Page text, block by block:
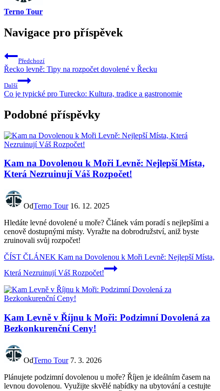
Terno Tour
Navigace pro příspěvek
Předchozí
Řecko levně: Tipy na rozpočet dovolené v Řecku
Další
Co je typické pro Turecko: Kultura, tradice a gastronomie
Podobné příspěvky
Kam na Dovolenou k Moři Levně: Nejlepší Místa,
Která Nezruinují Váš Rozpočet!
OdTerno Tour 16. 12. 2025
Hledáte levné dovolené u moře? Článek vám poradí s nejlepšími a
cenově dostupnými místy. Vyražte na dobrodružství, aniž byste
zruinovali svůj rozpočet!
ČÍST ČLÁNEK Kam na Dovolenou k Moři Levně: Nejlepší Místa,
Která Nezruinují Váš Rozpočet!
Kam Levně v Říjnu k Moři: Podzimní Dovolená za
Bezkonkurenční Ceny!
OdTerno Tour 7. 3. 2026
Plánujete podzimní dovolenou u moře? Říjen je ideálním časem na
levnou dovolenou. Využijte skvělé nabídky na ubytování a cestujte